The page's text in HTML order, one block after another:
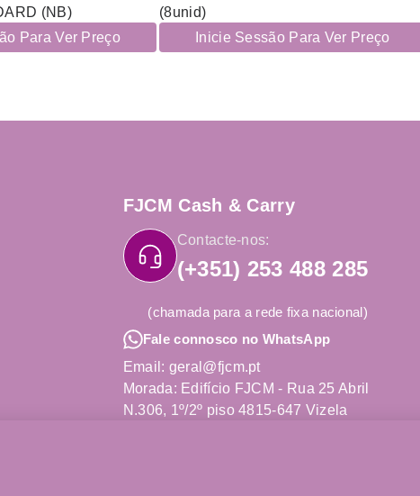
(NB)
Para Ver Preço
(8unid)
Inicie Sessão Para Ver Preço
FJCM Cash & Carry
Contacte-nos:
(+351) 253 488 285
(chamada para a rede fixa nacional)
Fale connosco no WhatsApp
Email: geral@fjcm.pt
Morada: Edifício FJCM - Rua 25 Abril
N.306, 1º/2º piso 4815-647 Vizela